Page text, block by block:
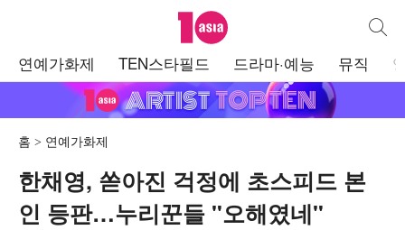
텐아시아 통합
연예가화제 TEN스타필드 드라마·예능 뮤직
홈 연예가화제
한채영, 쏟아진 걱정에 초스피드 본
인 등판…누리꾼들 "오해였네"